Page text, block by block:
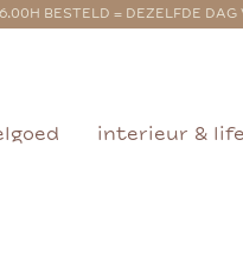
BESTELD = DEZELFDE DAG
interieur &